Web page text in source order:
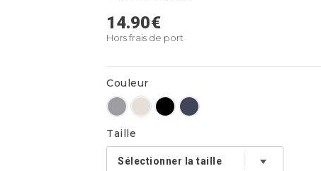
14.90€
Hors frais de port
Couleur
Taille